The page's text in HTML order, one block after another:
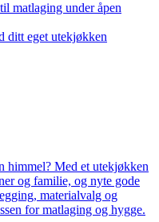
matlaging under åpen
ditt eget utekjøkken
himmel? Med et utekjøkken
og familie, og nyte gode
materialvalg og
for matlaging og hygge.